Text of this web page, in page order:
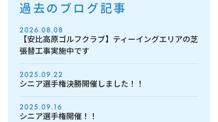
過去のブログ記事
2026.08.08
【安比高原ゴルフクラブ】ティーイングエリアの芝
張替工事実施中です
2025.09.22
シニア選手権決勝開催しました！！
2025.09.16
シニア選手権開催！！